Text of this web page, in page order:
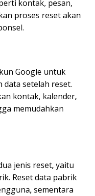
kontak, pesan,
proses reset akan
Google untuk
data setelah reset.
kontak, kalender,
memudahkan
jenis reset, yaitu
Reset data pabrik
sementara